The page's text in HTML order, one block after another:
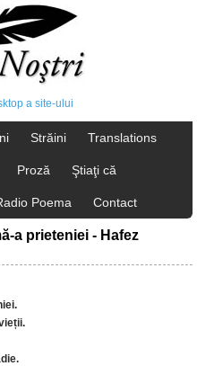
a site-ului
Străini Translations
Proză Ştiaţi că
Poema Contact
a prieteniei - Hafez